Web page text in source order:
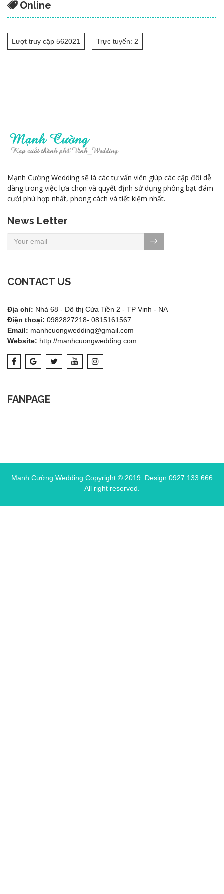
Online
Lượt truy cập 562021 Trực tuyến: 2
Mạnh Cường Wedding sẽ là các tư vấn viên giúp các cặp đôi dễ
dàng trong việc lựa chọn và quyết định sử dụng phông bạt đám
cưới phù hợp nhất, phong cách và tiết kiệm nhất.
News Letter
CONTACT US
Địa chỉ: Nhà 68 - Đô thị Cửa Tiền 2 - TP Vinh - NA
Điện thoại: 0982827218- 0815161567
Email: manhcuongwedding@gmail.com
Website: http://manhcuongwedding.com
FANPAGE
Mạnh Cường Wedding Copyright © 2019. Design 0927 133 666
All right reserved.